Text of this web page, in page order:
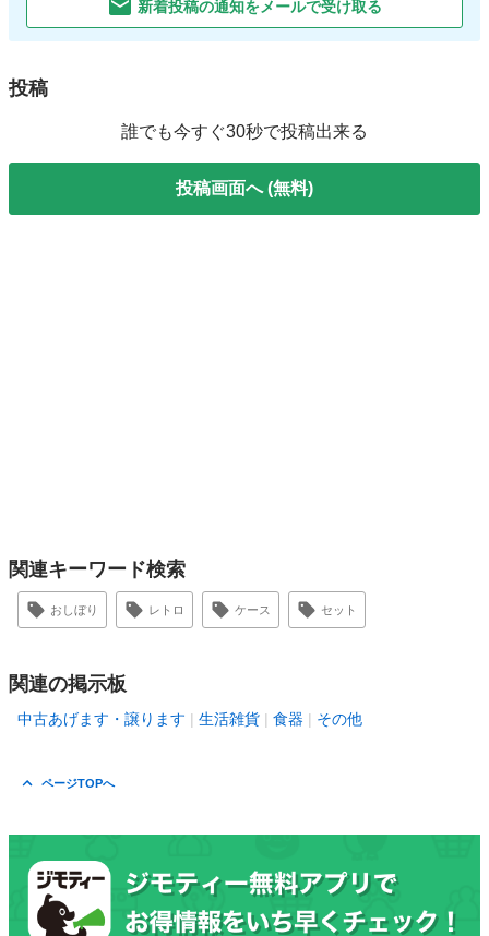
新着投稿の通知をメールで受け取る
投稿
誰でも今すぐ30秒で投稿出来る
投稿画面へ (無料)
関連キーワード検索
おしぼり レトロ ケース セット
関連の掲示板
中古あげます・譲ります 生活雑貨 食器 その他
ページTOPへ